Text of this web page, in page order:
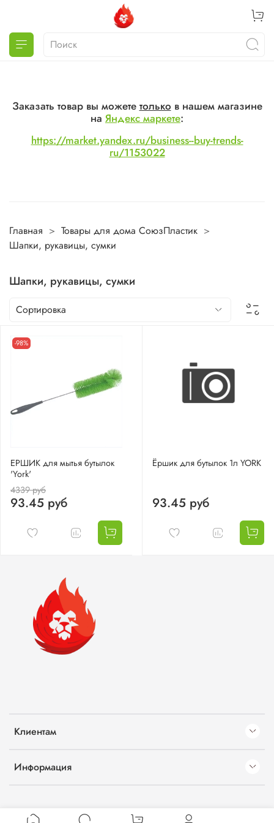
Заказать товар вы можете только в нашем магазине
на Яндекс маркете:
https://market.yandex.ru/business--buy-trends-
ru/1153022
Главная
Товары для дома СоюзПластик
Шапки, рукавицы, сумки
Шапки, рукавицы, сумки
-98%
ЕРШИК для мытья бутылок
'York'
4339 руб
93.45 руб
Ёршик для бутылок 1л YORK
93.45 руб
Клиентам
Информация